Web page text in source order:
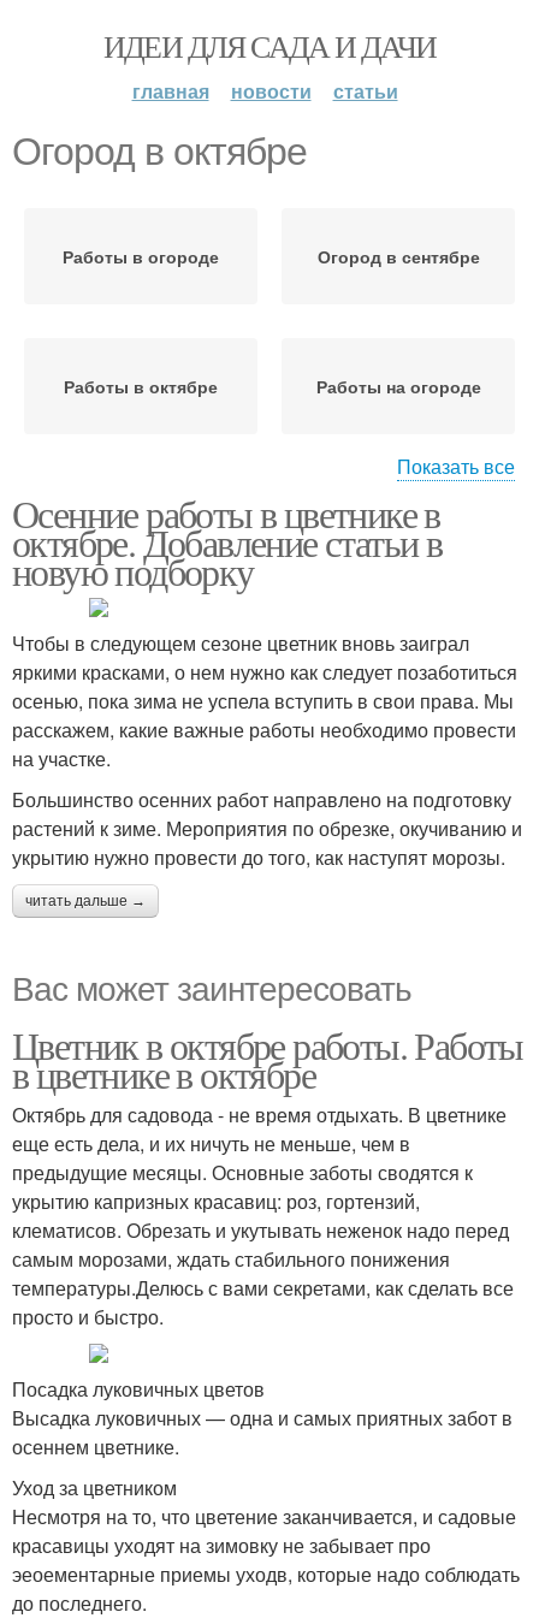
ИДЕИ ДЛЯ САДА И ДАЧИ
главная новости статьи
Огород в октябре
Работы в огороде Огород в сентябре
Работы в октябре Работы на огороде
Хороший октябрь
Показать все
Осенние работы в цветнике в
октябре. Добавление статьи в
новую подборку
Чтобы в следующем сезоне цветник вновь заиграл
яркими красками, о нем нужно как следует позаботиться
осенью, пока зима не успела вступить в свои права. Мы
расскажем, какие важные работы необходимо провести
на участке.
Большинство осенних работ направлено на подготовку
растений к зиме. Мероприятия по обрезке, окучиванию и
укрытию нужно провести до того, как наступят морозы.
читать дальше →
Вас может заинтересовать
Цветник в октябре работы. Работы
в цветнике в октябре
Октябрь для садовода - не время отдыхать. В цветнике
еще есть дела, и их ничуть не меньше, чем в
предыдущие месяцы. Основные заботы сводятся к
укрытию капризных красавиц: роз, гортензий,
клематисов. Обрезать и укутывать неженок надо перед
самым морозами, ждать стабильного понижения
температуры.Делюсь с вами секретами, как сделать все
просто и быстро.
Посадка луковичных цветов
Высадка луковичных — одна и самых приятных забот в
осеннем цветнике.
Уход за цветником
Несмотря на то, что цветение заканчивается, и садовые
красавицы уходят на зимовку не забывает про
эеоементарные приемы уходв, которые надо соблюдать
до последнего.